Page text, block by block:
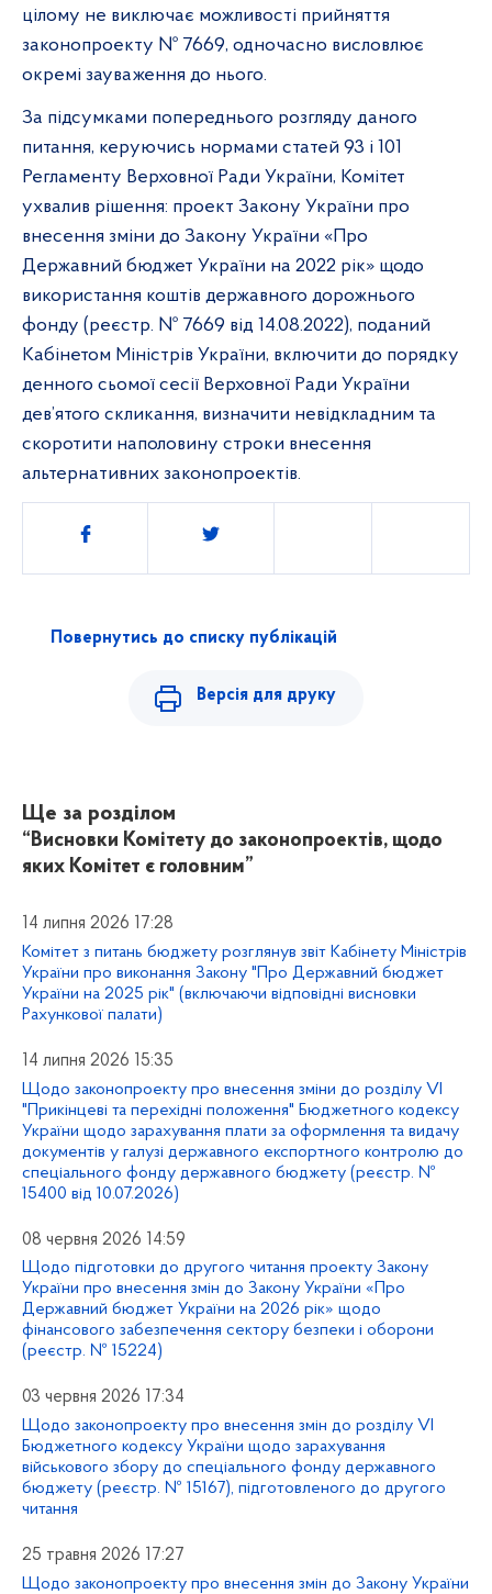
цілому не виключає можливості прийняття
законопроекту № 7669, одночасно висловлює
окремі зауваження до нього.
За підсумками попереднього розгляду даного
питання, керуючись нормами статей 93 і 101
Регламенту Верховної Ради України, Комітет
ухвалив рішення: проект Закону України про
внесення зміни до Закону України «Про
Державний бюджет України на 2022 рік» щодо
використання коштів державного дорожнього
фонду (реєстр. № 7669 від 14.08.2022), поданий
Кабінетом Міністрів України, включити до порядку
денного сьомої сесії Верховної Ради України
дев’ятого скликання, визначити невідкладним та
скоротити наполовину строки внесення
альтернативних законопроектів.
Поділитись
Повернутись до списку публікацій
Версія для друку
Ще за розділом
“Висновки Комітету до законопроектів, щодо
яких Комітет є головним”
14 липня 2026 17:28
Комітет з питань бюджету розглянув звіт Кабінету Міністрів
України про виконання Закону "Про Державний бюджет
України на 2025 рік" (включаючи відповідні висновки
Рахункової палати)
14 липня 2026 15:35
Щодо законопроекту про внесення зміни до розділу VI
"Прикінцеві та перехідні положення" Бюджетного кодексу
України щодо зарахування плати за оформлення та видачу
документів у галузі державного експортного контролю до
спеціального фонду державного бюджету (реєстр. №
15400 від 10.07.2026)
08 червня 2026 14:59
Щодо підготовки до другого читання проекту Закону
України про внесення змін до Закону України «Про
Державний бюджет України на 2026 рік» щодо
фінансового забезпечення сектору безпеки і оборони
(реєстр. № 15224)
03 червня 2026 17:34
Щодо законопроекту про внесення змін до розділу VI
Бюджетного кодексу України щодо зарахування
військового збору до спеціального фонду державного
бюджету (реєстр. № 15167), підготовленого до другого
читання
25 травня 2026 17:27
Щодо законопроекту про внесення змін до Закону України